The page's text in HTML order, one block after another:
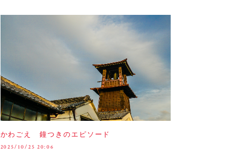
かわごえ 鐘つきのエピソード
2025/10/25 20:06